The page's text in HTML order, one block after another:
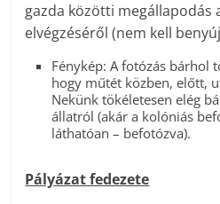
gazda közötti megállapodás
elvégzéséről (nem kell
Fénykép: A fotózás bárhol
hogy műtét közben, előtt,
Nekünk tökéletesen elég
állatról (akár a kolóniás
láthatóan – befotózva).
Pályázat fedezete